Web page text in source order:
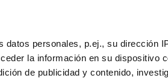
datos personales, p.ej., su dirección
la información en su dispositivo
de publicidad y contenido,
Habitaciones Más filtros - 1